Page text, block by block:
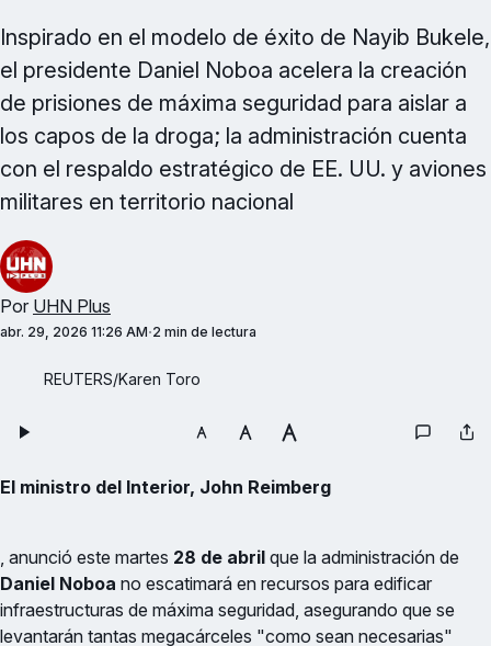
Inspirado en el modelo de éxito de Nayib Bukele,
el presidente Daniel Noboa acelera la creación
de prisiones de máxima seguridad para aislar a
los capos de la droga; la administración cuenta
con el respaldo estratégico de EE. UU. y aviones
militares en territorio nacional
Por UHN Plus
abr. 29, 2026 11:26 AM 2 min de lectura
REUTERS/Karen Toro
El ministro del Interior, John Reimberg
, anunció este martes 28 de abril que la administración de
Daniel Noboa no escatimará en recursos para edificar
infraestructuras de máxima seguridad, asegurando que se
levantarán tantas megacárceles "como sean necesarias"